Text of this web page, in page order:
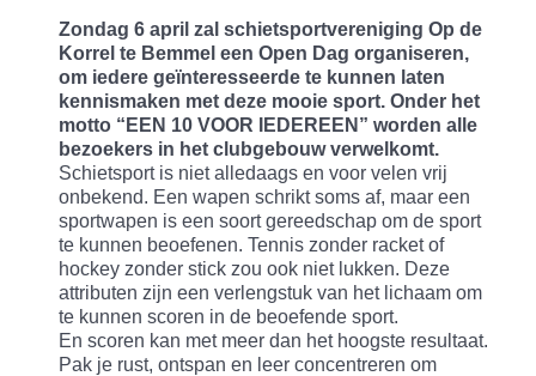
Zondag 6 april zal schietsportvereniging Op de
Korrel te Bemmel een Open Dag organiseren,
om iedere geïnteresseerde te kunnen laten
kennismaken met deze mooie sport. Onder het
motto “EEN 10 VOOR IEDEREEN” worden alle
bezoekers in het clubgebouw verwelkomt.
Schietsport is niet alledaags en voor velen vrij
onbekend. Een wapen schrikt soms af, maar een
sportwapen is een soort gereedschap om de sport
te kunnen beoefenen. Tennis zonder racket of
hockey zonder stick zou ook niet lukken. Deze
attributen zijn een verlengstuk van het lichaam om
te kunnen scoren in de beoefende sport.
En scoren kan met meer dan het hoogste resultaat.
Pak je rust, ontspan en leer concentreren om